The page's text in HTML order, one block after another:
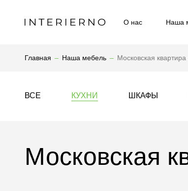
О нас Наша
Главная Наша мебель Московская
ВСЕ КУХНИ ШКАФЫ
Московская